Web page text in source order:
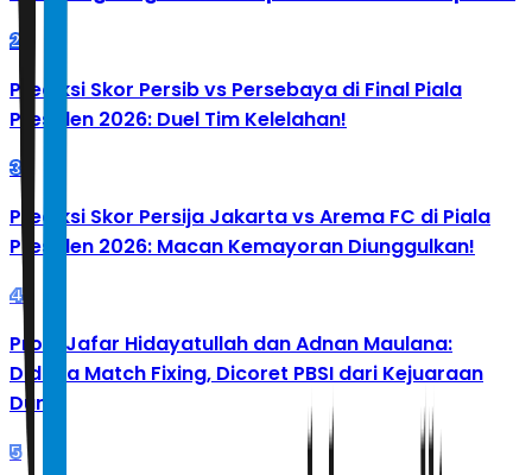
2
Prediksi Skor Persib vs Persebaya di Final Piala
Presiden 2026: Duel Tim Kelelahan!
3
Prediksi Skor Persija Jakarta vs Arema FC di Piala
Presiden 2026: Macan Kemayoran Diunggulkan!
4
Profil Jafar Hidayatullah dan Adnan Maulana:
Diduga Match Fixing, Dicoret PBSI dari Kejuaraan
Dunia
5